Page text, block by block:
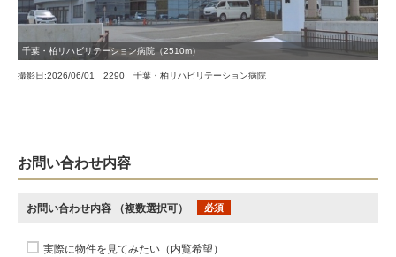
千葉・柏リハビリテーション病院（2510m）
撮影日:2026/06/01 2290 千葉・柏リハビリテーション病院
お問い合わせ内容
お問い合わせ内容 （複数選択可） 必須
実際に物件を見てみたい（内覧希望）